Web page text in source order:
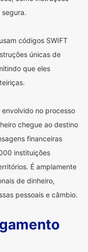
códigos SWIFT
únicas de
que eles
no processo
chegue ao destino
financeiras
instituições
É amplamente
de dinheiro,
pessoais e câmbio.